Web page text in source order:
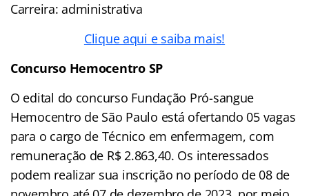
Carreira: administrativa
Clique aqui e saiba mais!
ConcursoHemocentro SP
O edital do concurso Fundação Pró-sangue
Hemocentro de São Paulo está ofertando 05 vagas
para o cargo de Técnico em enfermagem, com
remuneração de R$ 2.863,40. Os interessados
podem realizar sua inscrição no período de 08 de